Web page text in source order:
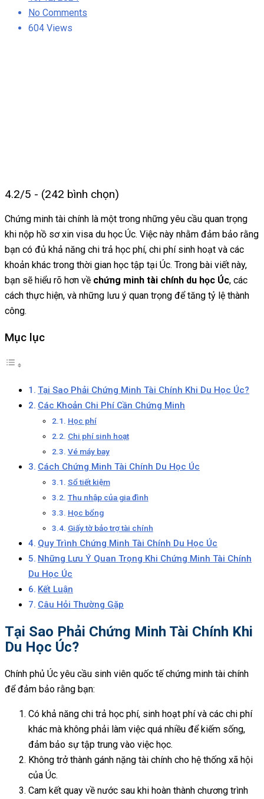
on
No Comments
604 Views
4.2/5 - (242 bình chọn)
Chứng minh tài chính là một trong những yêu cầu quan trọng
khi nộp hồ sơ xin visa du học Úc. Việc này nhằm đảm bảo rằng
bạn có đủ khả năng chi trả học phí, chi phí sinh hoạt và các
khoản khác trong thời gian học tập tại Úc. Trong bài viết này,
bạn sẽ hiểu rõ hơn về chứng minh tài chính du học Úc, các
cách thực hiện, và những lưu ý quan trọng để tăng tỷ lệ thành
công.
Mục lục
Tại Sao Phải Chứng Minh Tài Chính Khi Du Học Úc?
Các Khoản Chi Phí Cần Chứng Minh
Học phí
Chi phí sinh hoạt
Vé máy bay
Cách Chứng Minh Tài Chính Du Học Úc
Sổ tiết kiệm
Thu nhập của gia đình
Học bổng
Giấy tờ bảo trợ tài chính
Quy Trình Chứng Minh Tài Chính Du Học Úc
Những Lưu Ý Quan Trọng Khi Chứng Minh Tài Chính
Du Học Úc
Kết Luận
Câu Hỏi Thường Gặp
Tại Sao Phải Chứng Minh Tài Chính Khi
Du Học Úc?
Chính phủ Úc yêu cầu sinh viên quốc tế chứng minh tài chính
để đảm bảo rằng bạn:
Có khả năng chi trả học phí, sinh hoạt phí và các chi phí
khác mà không phải làm việc quá nhiều để kiếm sống,
đảm bảo sự tập trung vào việc học.
Không trở thành gánh nặng tài chính cho hệ thống xã hội
của Úc.
Cam kết quay về nước sau khi hoàn thành chương trình